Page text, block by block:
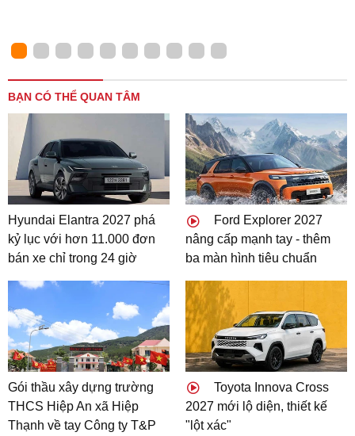
BẠN CÓ THỂ QUAN TÂM
Hyundai Elantra 2027 phá
kỷ lục với hơn 11.000 đơn
bán xe chỉ trong 24 giờ
Ford Explorer 2027
nâng cấp mạnh tay - thêm
ba màn hình tiêu chuẩn
Gói thầu xây dựng trường
THCS Hiệp An xã Hiệp
Thạnh về tay Công ty T&P
Toyota Innova Cross
2027 mới lộ diện, thiết kế
"lột xác"